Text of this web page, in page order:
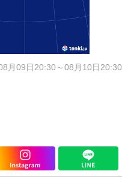
月09日20:30～08月10日20:30